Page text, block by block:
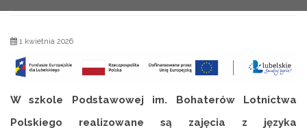
1 kwietnia 2026
W szkole Podstawowej im. Bohaterów Lotnictwa
Polskiego realizowane są zajęcia z języka